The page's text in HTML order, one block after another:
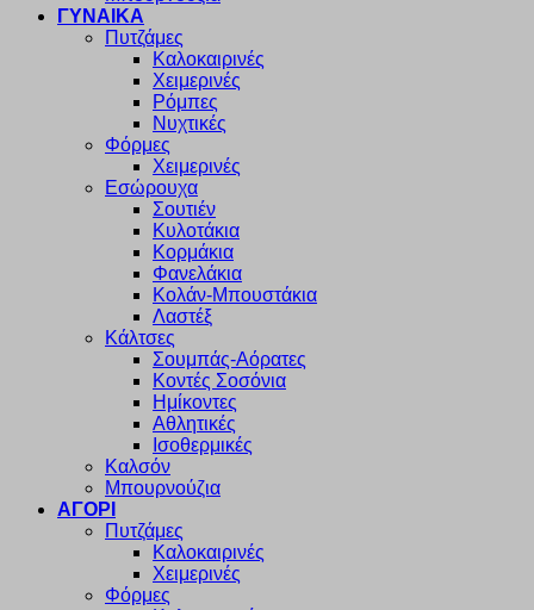
ΓΥΝΑΙΚΑ
Πυτζάμες
Καλοκαιρινές
Χειμερινές
Ρόμπες
Νυχτικές
Φόρμες
Χειμερινές
Εσώρουχα
Σουτιέν
Κυλοτάκια
Κορμάκια
Φανελάκια
Κολάν-Μπουστάκια
Λαστέξ
Κάλτσες
Σουμπάς-Αόρατες
Κοντές Σοσόνια
Ημίκοντες
Αθλητικές
Ισοθερμικές
Καλσόν
Μπουρνούζια
ΑΓΟΡΙ
Πυτζάμες
Καλοκαιρινές
Χειμερινές
Φόρμες